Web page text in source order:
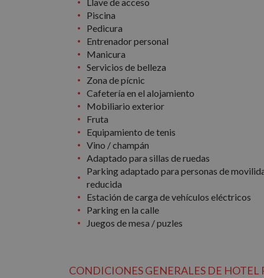
Llave de acceso
Piscina
Pedicura
Entrenador personal
Manicura
Servicios de belleza
Zona de pícnic
Cafetería en el alojamiento
Mobiliario exterior
Fruta
Equipamiento de tenis
Vino / champán
Adaptado para sillas de ruedas
Parking adaptado para personas de
reducida
Estación de carga de vehículos eléctricos
Parking en la calle
Juegos de mesa / puzles
CONDICIONES GENERALES DE HOTEL
gestión de cuentas.
Nombre
Dominio
Nombre